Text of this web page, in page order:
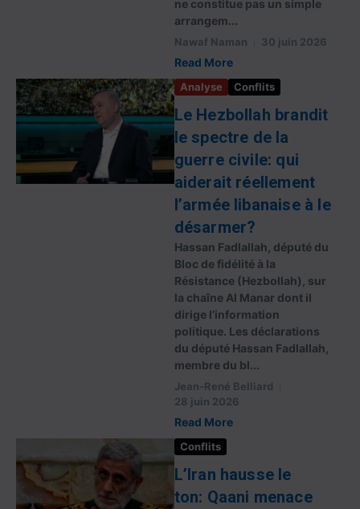
ne constitue pas un simple
arrangem...
Nawaf Naman 30 juin 2026
Read More
Analyse Conflits
Le Hezbollah brandit
le spectre de la
guerre civile: qui
aiderait réellement
l’armée libanaise à le
désarmer?
Hassan Fadlallah, député du
Bloc de fidélité à la
Résistance (Hezbollah), sur
la chaîne Al Manar dont il
dirige l’information
politique. Les déclarations
du député Hassan Fadlallah,
membre du bl...
Jean-René Belliard
28 juin 2026
Read More
Conflits
L’Iran hausse le
ton: Qaani menace